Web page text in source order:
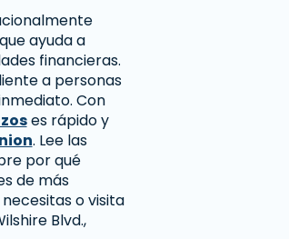
ayuda a
financieras.
a personas
Con
es rápido y
. Lee las
por qué
de más
o visita
Blvd.,